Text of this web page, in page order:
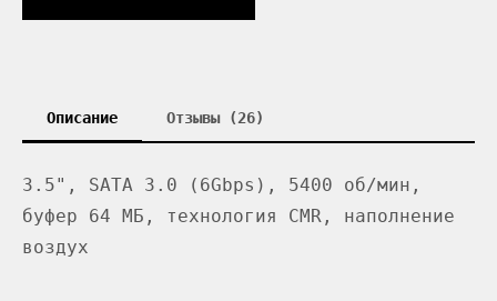
Описание Отзывы (26)
3.5", SATA 3.0 (6Gbps), 5400 об/мин,
буфер 64 МБ, технология CMR, наполнение
воздух